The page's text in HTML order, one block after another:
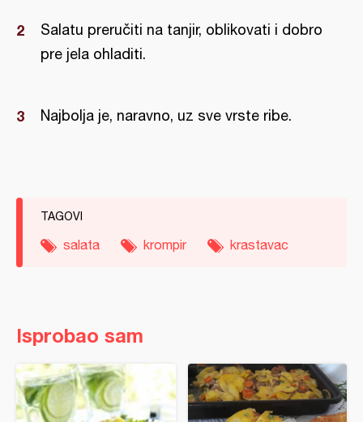
Salatu preručiti na tanjir, oblikovati i dobro
pre jela ohladiti.
Najbolja je, naravno, uz sve vrste ribe.
TAGOVI
salata krompir krastavac
Isprobao sam